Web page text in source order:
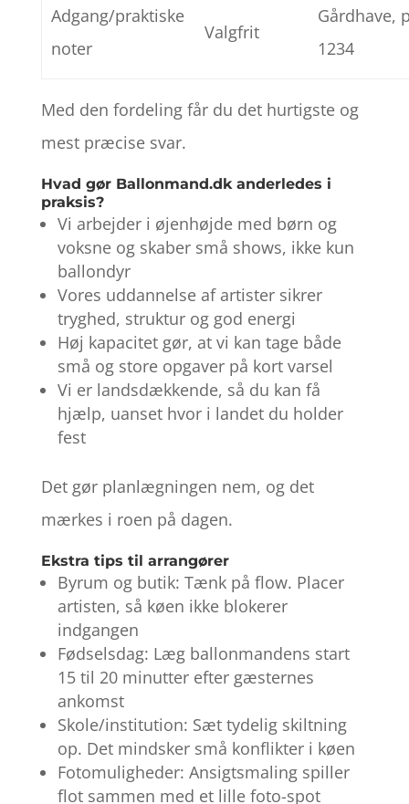
Adgang/praktiske
noter
Valgfrit
Gårdhave,
1234
Med den fordeling får du det hurtigste og
mest præcise svar.
Hvad gør Ballonmand.dk anderledes i
praksis?
Vi arbejder i øjenhøjde med børn og
voksne og skaber små shows, ikke kun
ballondyr
Vores uddannelse af artister sikrer
tryghed, struktur og god energi
Høj kapacitet gør, at vi kan tage både
små og store opgaver på kort varsel
Vi er landsdækkende, så du kan få
hjælp, uanset hvor i landet du holder
fest
Det gør planlægningen nem, og det
mærkes i roen på dagen.
Ekstra tips til arrangører
Byrum og butik: Tænk på flow. Placer
artisten, så køen ikke blokerer
indgangen
Fødselsdag: Læg ballonmandens start
15 til 20 minutter efter gæsternes
ankomst
Skole/institution: Sæt tydelig skiltning
op. Det mindsker små konflikter i køen
Fotomuligheder: Ansigtsmaling spiller
flot sammen med et lille foto-spot